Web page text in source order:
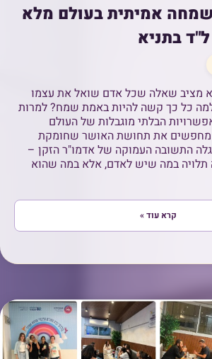
אמיתית בעולם מלא
בתניא
מציב שאלה שכל אדם שואל את עצמו
כל כך קשה להיות באמת שמח? למרות
הבלתי מוגבלות של העולם
מחפשים את תחושת האושר שחומקת
התשובה העמוקה של אדמו"ר הזקן –
תלויה במה שיש לאדם, אלא במה שהוא
קרא עוד »